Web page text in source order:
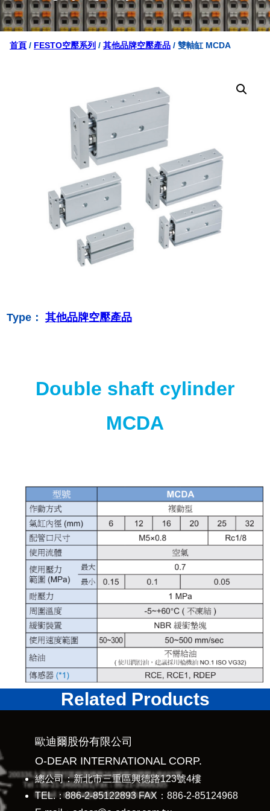
首頁 / FESTO空壓系列 / 其他品牌空壓產品 / 雙軸缸 MCDA
Type： 其他品牌空壓產品
Double shaft cylinder
MCDA
Related Products
歐迪爾股份有限公司
O-DEAR INTERNATIONAL CORP.
總公司：新北市三重區興德路123號4樓
TEL.：886-2-85122893 FAX：886-2-85124968